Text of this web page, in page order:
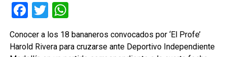
Facebook
TwitterWhatsApp
Conocer a los 18 bananeros convocados por ‘El Profe’
Harold Rivera para cruzarse ante Deportivo Independiente